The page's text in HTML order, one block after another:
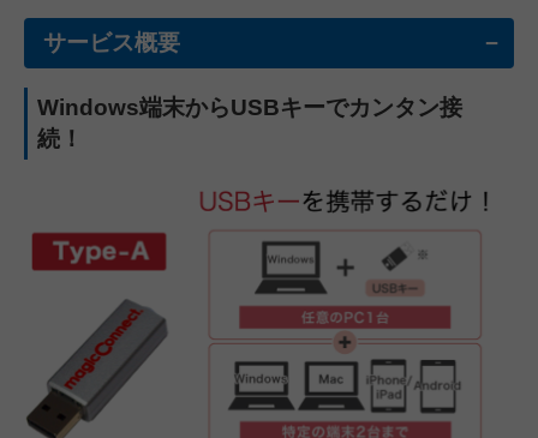
サービス概要
Windows端末からUSBキーでカンタン接
続！